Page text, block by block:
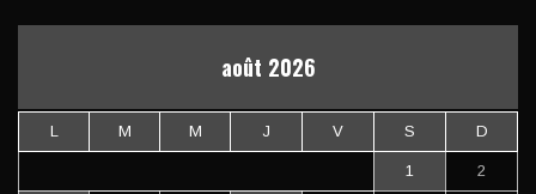
août 2026
L M M J V S D
1 2